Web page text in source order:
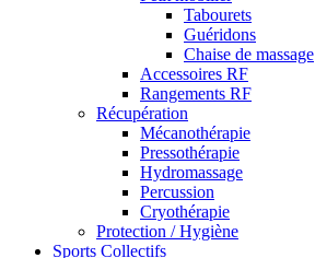
Tabourets
Guéridons
Chaise de massage
Accessoires RF
Rangements RF
Récupération
Mécanothérapie
Pressothérapie
Hydromassage
Percussion
Cryothérapie
Protection / Hygiène
Sports Collectifs